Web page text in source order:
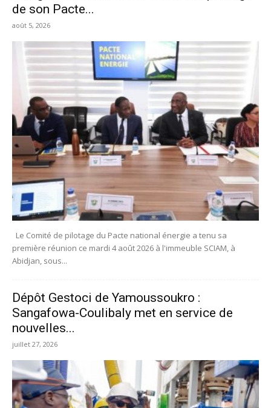
de son Pacte...
août 5, 2026
Le Comité de pilotage du Pacte national énergie a tenu sa
première réunion ce mardi 4 août 2026 à l'immeuble SCIAM, à
Abidjan, sous...
Dépôt Gestoci de Yamoussoukro :
Sangafowa-Coulibaly met en service de
nouvelles...
juillet 27, 2026